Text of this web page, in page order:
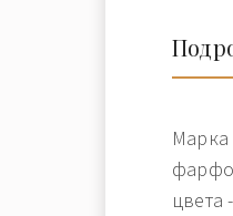
цвета